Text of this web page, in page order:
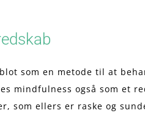
som en metode til at
mindfulness også som et
som ellers er raske og